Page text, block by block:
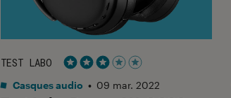
TEST LABO
Noté 3 étoiles sur 5
Casques audio • 09 mar. 2022